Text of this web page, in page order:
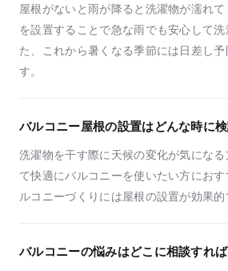
屋根がないと雨が降ると洗濯物が濡れ
を設置することで急な雨でも安心して
た、これから暑くなる季節には日差し
す。
バルコニー屋根の設置はどんな時に
洗濯物を干す際に天候の変化が気にな
て快適にバルコニーを使いたい方にお
ルコニーづくりには屋根の設置が効果的
バルコニーの悩みはどこに相談すれ